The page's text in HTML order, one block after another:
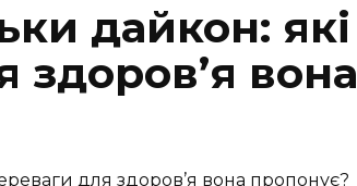
дайкон: які
здоров’я вона